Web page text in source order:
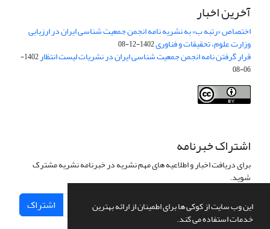
این وب سایت از کوکی ها برای اطمینان از ارائه بهترین
خدمات استفاده می کند.
آخرین اخبار
اختصاص «رتبه ب» به نشریه نامه انجمن جمعیت شناسی ایران در ارزیابی
وزارت علوم، تحقیقات و فناوری1402-12-08
قرار گرفتن نامه انجمن جمعیت شناسی ایران در نشریات لیست انتظار
1402-
06-08
اشتراک خبرنامه
برای دریافت اخبار و اطلاعیه های مهم نشریه در خبرنامه نشریه مشترک
شوید.
اشتراک